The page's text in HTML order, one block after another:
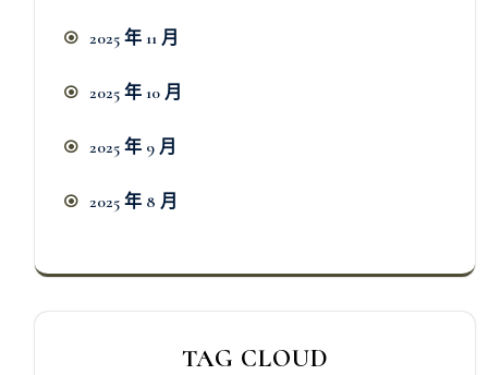
2025 年 11 月
2025 年 10 月
2025 年 9 月
2025 年 8 月
TAG CLOUD